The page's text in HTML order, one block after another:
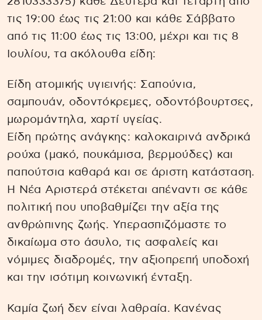
τις 19:00 έως τις 21:00 και κάθε Σάββατο
από τις 11:00 έως τις 13:00, μέχρι και τις 8
Ιουλίου, τα ακόλουθα είδη:
Είδη ατομικής υγιεινής: Σαπούνια,
σαμπουάν, οδοντόκρεμες, οδοντόβουρτσες,
μωρομάντηλα, χαρτί υγείας.
Είδη πρώτης ανάγκης: καλοκαιρινά ανδρικά
ρούχα (μακό, πουκάμισα, βερμούδες) και
παπούτσια καθαρά και σε άριστη κατάσταση.
Η Νέα Αριστερά στέκεται απέναντι σε κάθε
πολιτική που υποβαθμίζει την αξία της
ανθρώπινης ζωής. Υπερασπιζόμαστε το
δικαίωμα στο άσυλο, τις ασφαλείς και
νόμιμες διαδρομές, την αξιοπρεπή υποδοχή
και την ισότιμη κοινωνική ένταξη.
Καμία ζωή δεν είναι λαθραία. Κανένας